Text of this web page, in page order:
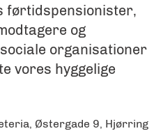
førtidspensionister,
og
organisationer
vores hyggelige
Østergade 9, Hjørring